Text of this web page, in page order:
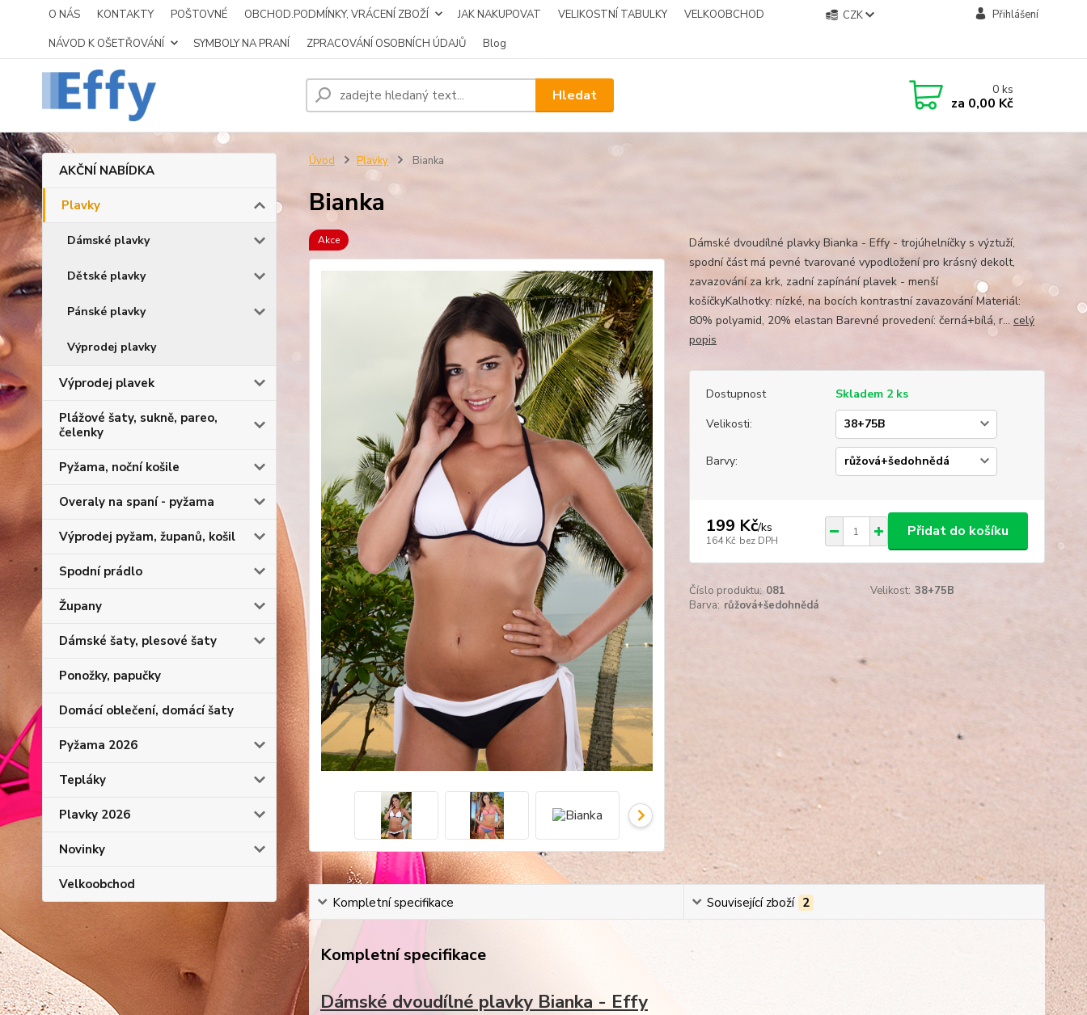
O NÁS KONTAKTY POŠTOVNÉ OBCHOD.PODMÍNKY, VRÁCENÍ ZBOŽÍ JAK NAKUPOVAT VELIKOSTNÍ TABULKY
VELKOOBCHOD
NÁVOD K OŠETŘOVÁNÍ
SYMBOLY NA PRANÍ ZPRACOVÁNÍ OSOBNÍCH ÚDAJŮ Blog
CZK Přihlášení
Hledat 0ks
za 0,00 Kč
AKČNÍ NABÍDKA
Plavky
Dámské plavky
Dětské plavky
Pánské plavky
Výprodej plavky
Výprodej plavek
Plážové šaty, sukně, pareo,
čelenky
Pyžama, noční košile
Overaly na spaní - pyžama
Výprodej pyžam, županů, košil
Spodní prádlo
Župany
Dámské šaty, plesové šaty
Ponožky, papučky
Domácí oblečení, domácí šaty
Pyžama 2026
Tepláky
Plavky 2026
Novinky
Velkoobchod
Úvod Plavky Bianka
Bianka
Akce
Dámské dvoudílné plavky Bianka - Effy - trojúhelníčky s výztuží,
spodní část má pevné tvarované vypodložení pro krásný dekolt,
zavazování za krk, zadní zapínání plavek - menší
košíčkyKalhotky: nízké, na bocích kontrastní zavazování Materiál:
80% polyamid, 20% elastan Barevné provedení: černá+bílá, r... celý
popis
Dostupnost
Skladem 2 ks
Velikosti:
Barvy:
199 Kč/ks
164 Kč bez DPH
Přidat do košíku
Číslo produktu: 081 Velikost: 38+75B
Barva: růžová+šedohnědá
Kompletní specifikace Související zboží 2
Kompletní specifikace
Dámské dvoudílné plavky Bianka - Effy